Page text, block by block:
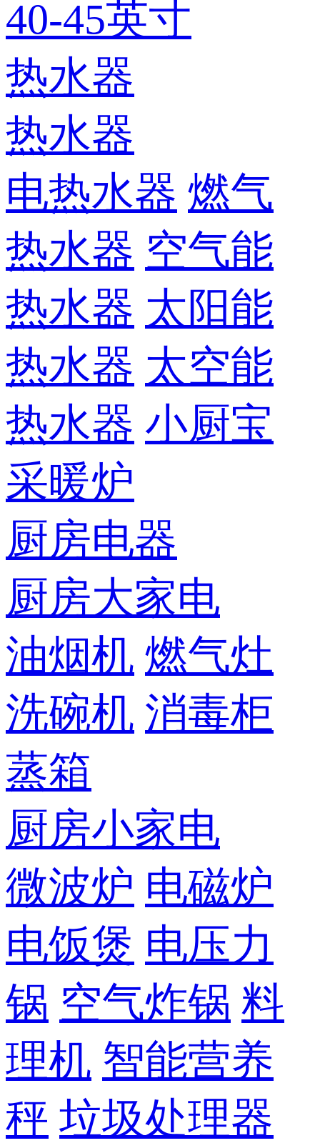
40-45英寸
热水器
热水器
电热水器 燃气
热水器 空气能
热水器 太阳能
热水器 太空能
热水器 小厨宝
采暖炉
厨房电器
厨房大家电
油烟机 燃气灶
洗碗机 消毒柜
蒸箱
厨房小家电
微波炉 电磁炉
电饭煲 电压力
锅 空气炸锅 料
理机 智能营养
秤 垃圾处理器